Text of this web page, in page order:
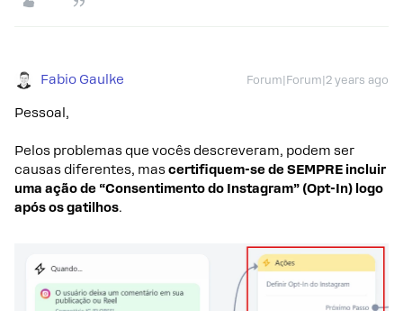
Fabio Gaulke Forum|Forum|2 years ago
Pessoal,
Pelos problemas que vocês descreveram, podem ser
causas diferentes, mascertifiquem-se de SEMPRE incluir
uma ação de “Consentimento do Instagram” (Opt-In) logo
após os gatilhos.